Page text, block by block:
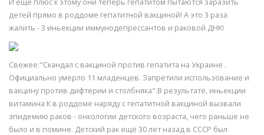
детей прямо в роддоме гепатитной вакциной! А это 3 раза
жалить - 3 иньекции иммунодепрессантов и раковой ДНК!
Свежее:"Скандал с вакциной против гепатита на Украине .
Официально умерло 11 младенцев. Запретили использование и
вакцину против дифтерии и столбняка".В результате, иньекции
витамина К в роддоме наряду с гепатитной вакциной вызвали
эпидемию раков - онкологии детского возраста, чего раньше не
было и в помине. Детский рак ещё 30 лет назад в СССР был